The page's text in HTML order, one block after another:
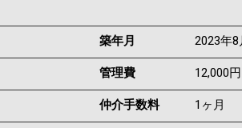
築年月 2023年8
管理費 12,000円
仲介手数料 1ヶ月